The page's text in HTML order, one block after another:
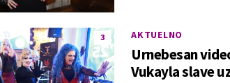
3 AKTUELNO
Urnebesan
Vukayla slave